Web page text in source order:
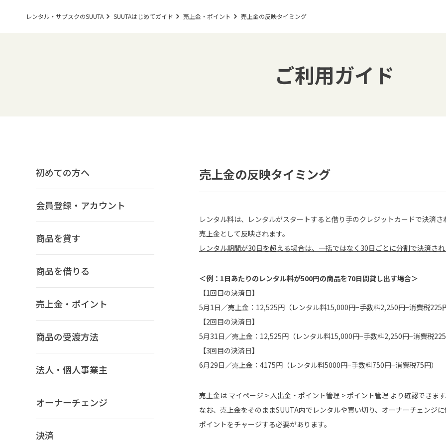
レンタル・サブスクのSUUTA SUUTAはじめてガイド 売上金・ポイント 売上金の反映タイミング
ご利用ガイド
初めての方へ
会員登録・アカウント
商品を貸す
商品を借りる
売上金・ポイント
商品の受渡方法
法人・個人事業主
オーナーチェンジ
決済
売上金の反映タイミング
レンタル料は、レンタルがスタートすると借り手のクレジットカードで決済
売上金として反映されます。
レンタル期間が30日を超える場合は、一括ではなく30日ごとに分割で決済され
＜例：1日あたりのレンタル料が500円の商品を70日間貸し出す場合＞
【1回目の決済日】
5月1日／売上金：12,525円（レンタル料15,000円−手数料2,250円−消費税225円
【2回目の決済日】
5月31日／売上金：12,525円（レンタル料15,000円−手数料2,250円−消費税225
【3回目の決済日】
6月29日／売上金：4175円（レンタル料5000円−手数料750円−消費税75円）
売上金は マイページ > 入出金・ポイント管理 > ポイント管理 より確認できます
なお、売上金をそのままSUUTA内でレンタルや買い切り、オーナーチェンジ
ポイントをチャージする必要があります。